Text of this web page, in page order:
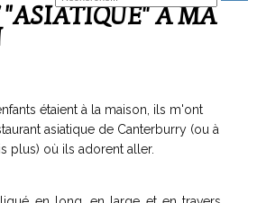
étaient à la maison, ils m'ont
asiatique de Canterburry (ou à
plus) où ils adorent aller.